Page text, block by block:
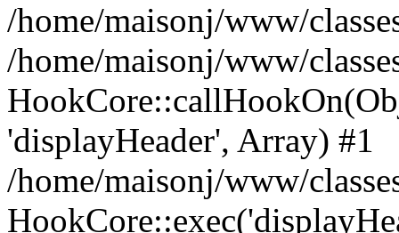
/home/maisonj/www/
/home/maisonj/www/
'displayHeader', Array) #1
/home/maisonj/www/